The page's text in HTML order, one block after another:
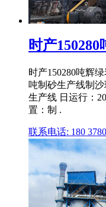
时产
时产150280吨辉
吨制砂生产线制
生产线 日运行：
置：制 .
联系电话: 180